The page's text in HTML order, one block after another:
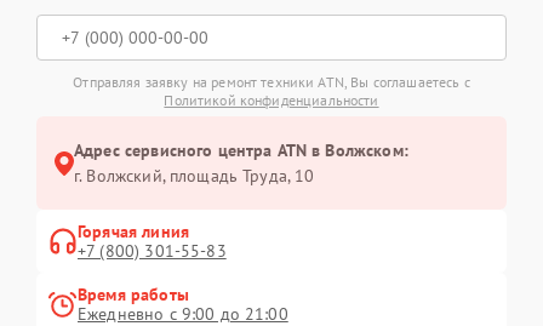
Отправляя заявку на ремонт техники ATN, Вы соглашаетесь с
Политикой конфиденциальности
Адрес сервисного центра ATN в Волжском:
г. Волжский, площадь Труда, 10
Горячая линия
+7 (800) 301-55-83
Время работы
Ежедневно с 9:00 до 21:00